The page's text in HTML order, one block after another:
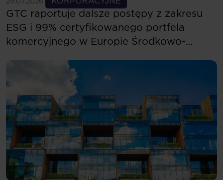
GTC raportuje dalsze postępy z zakresu
ESG i 99% certyfikowanego portfela
komercyjnego w Europie Środkowo-